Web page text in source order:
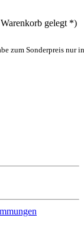
gelegt *)
zum Sonderpreis nur